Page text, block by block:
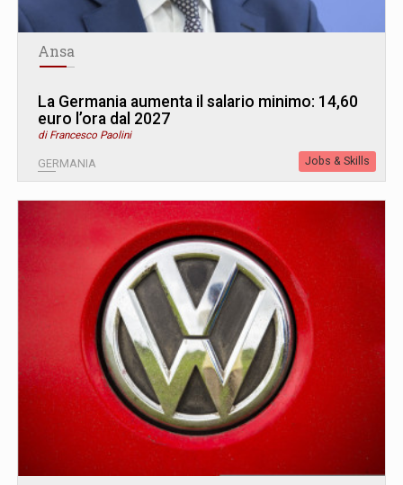
Ansa
La Germania aumenta il salario minimo: 14,60
euro l’ora dal 2027
di Francesco Paolini
GERMANIA Jobs & Skills